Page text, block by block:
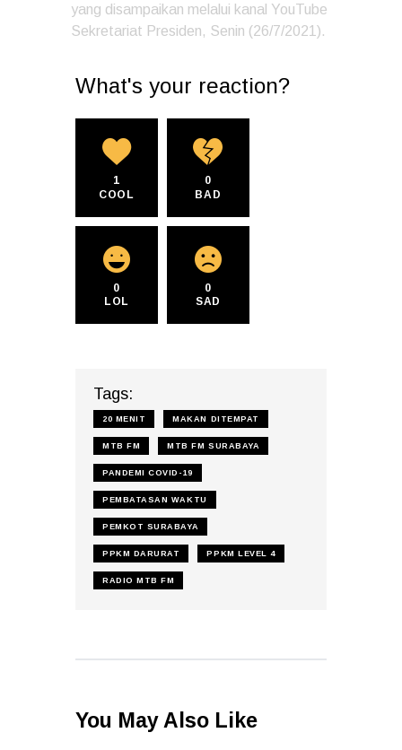
yang disampaikan melalui kanal YouTube
Sekretariat Presiden, Senin (26/7/2021).
What's your reaction?
1
COOL
0
BAD
0
LOL
0
SAD
Tags:
20 MENIT MAKAN DITEMPAT
MTB FM MTB FM SURABAYA
PANDEMI COVID-19
PEMBATASAN WAKTU
PEMKOT SURABAYA
PPKM DARURAT PPKM LEVEL 4
RADIO MTB FM
You May Also Like